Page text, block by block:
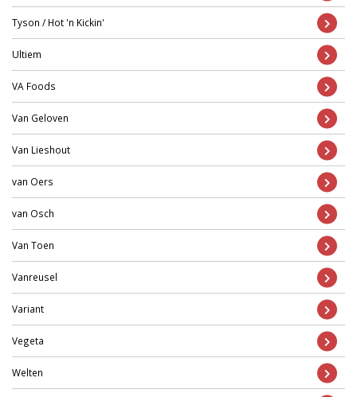
Tyson / Hot 'n Kickin'
Ultiem
VA Foods
Van Geloven
Van Lieshout
van Oers
van Osch
Van Toen
Vanreusel
Variant
Vegeta
Welten